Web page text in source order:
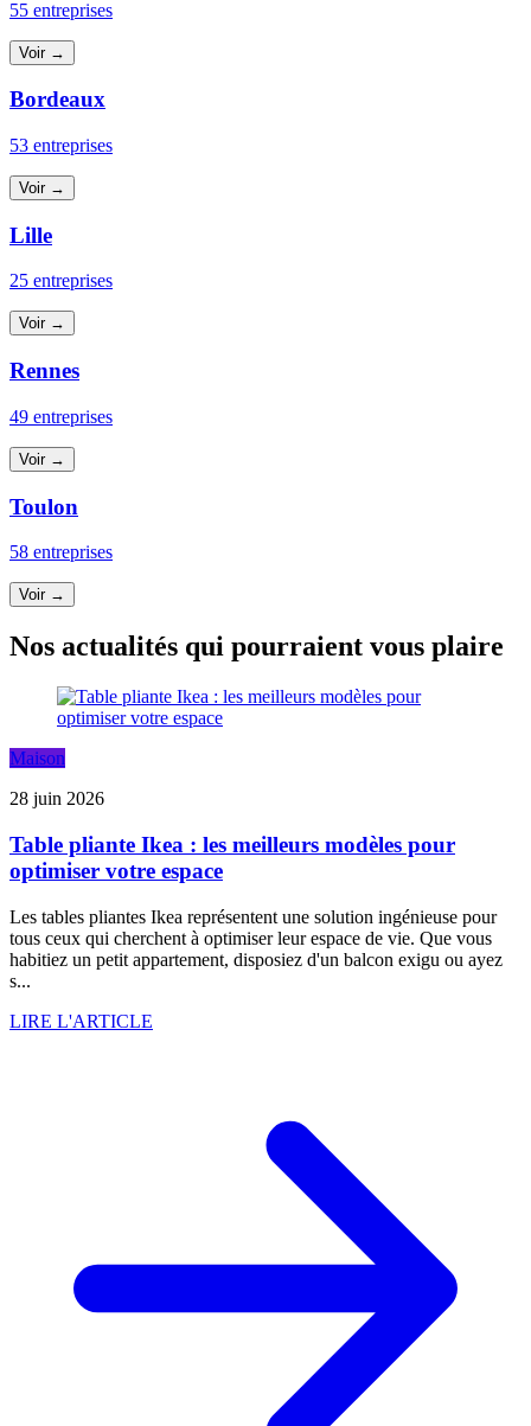
55 entreprises
Voir →
Bordeaux
53 entreprises
Voir →
Lille
25 entreprises
Voir →
Rennes
49 entreprises
Voir →
Toulon
58 entreprises
Voir →
Nos actualités qui pourraient vous plaire
Maison
28 juin 2026
Table pliante Ikea : les meilleurs modèles pour
optimiser votre espace
Les tables pliantes Ikea représentent une solution ingénieuse pour
tous ceux qui cherchent à optimiser leur espace de vie. Que vous
habitiez un petit appartement, disposiez d'un balcon exigu ou ayez
s...
LIRE L'ARTICLE